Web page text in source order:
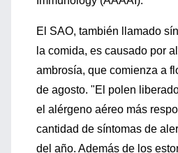
El SAO, también llamado
la comida, es causado por
ambrosía, que comienza a
de agosto. "El polen
el alérgeno aéreo más
cantidad de síntomas de
del año. Además de los